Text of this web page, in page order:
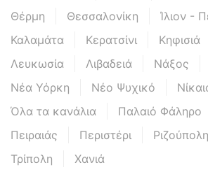
Θέρμη
Θεσσαλονίκη
Ίλιον -
Καλαμάτα
Κερατσίνι Κηφισιά
Λευκωσία
Λιβαδειά Νάξος
Νέα Υόρκη
Νέο Ψυχικό
Όλα τα κανάλια
Παλαιό Φάληρο
Πειραιάς
Περιστέρι Ριζούπολη
Τρίπολη
Χανιά